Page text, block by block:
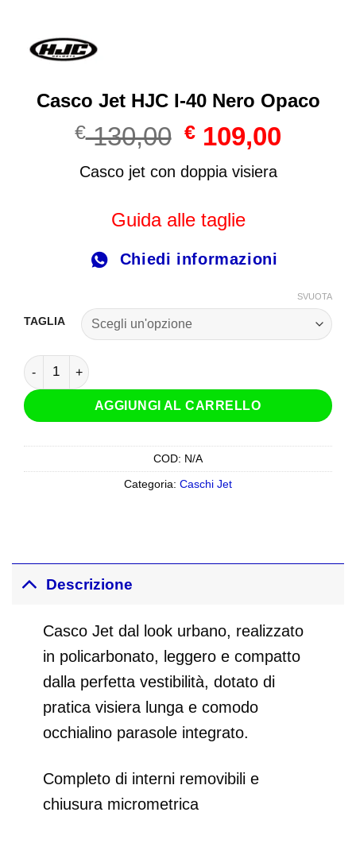
Casco Jet HJC I-40 Nero Opaco
€130,00 Il
prezzo
originale
€ 130,00.
€ 109,00
Casco jet con doppia visiera
Guida alle taglie
Chiedi informazioni
TAGLIA
SVUOTA
Casco Jet HJC I-40 Nero Opaco quantità
AGGIUNGI AL CARRELLO
COD: N/A
Categoria: Caschi Jet
Descrizione
Casco Jet dal look urbano, realizzato
in policarbonato, leggero e compatto
dalla perfetta vestibilità, dotato di
pratica visiera lunga e comodo
occhialino parasole integrato.
Completo di interni removibili e
chiusura micrometrica